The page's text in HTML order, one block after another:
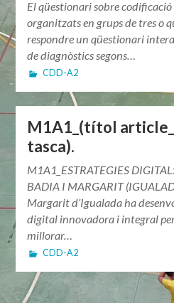
El qüestionari sobre codificació
organitzats en grups de tres o
respondre un qüestionari
de diagnòstics segons…
CDD-A2
M1A1_(títol
tasca).
M1A1_ESTRATEGIES
BADIA I MARGARIT
Margarit d’Igualada ha
digital innovadora i integral
millorar…
CDD-A2